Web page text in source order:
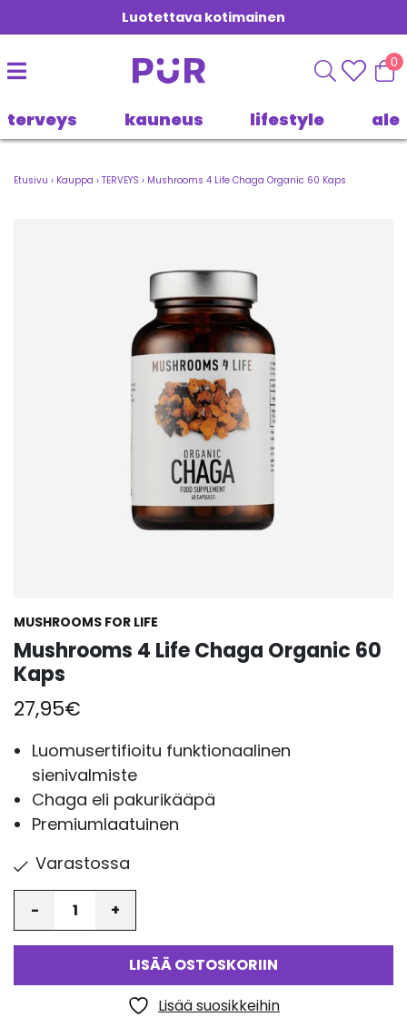
Luotettava kotimainen
0
terveys kauneus lifestyle ale
Etusivu › Kauppa › TERVEYS › Mushrooms 4 Life Chaga Organic 60 Kaps
MUSHROOMS FOR LIFE
Mushrooms 4 Life Chaga Organic 60
Kaps
27,95€
Luomusertifioitu funktionaalinen
sienivalmiste
Chaga eli pakurikääpä
Premiumlaatuinen
Varastossa
LISÄÄ OSTOSKORIIN
Lisää suosikkeihin